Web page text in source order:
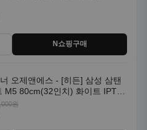
N쇼핑구매
오제앤에스 - [히든] 삼성 삼탠
M5 80cm(32인치) 화이트 IPTV
원